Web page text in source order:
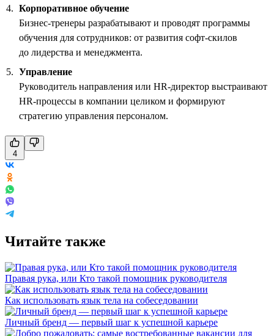
Корпоративное обучение
Бизнес-тренеры разрабатывают и проводят программы
обучения для сотрудников: от развития софт-скилов
до лидерства и менеджмента.
Управление
Руководитель направления или HR-директор выстраивают
HR-процессы в компании целиком и формируют
стратегию управления персоналом.
4
Читайте также
Правая рука, или Кто такой помощник руководителя
Как использовать язык тела на собеседовании
Личный бренд — первый шаг к успешной карьере